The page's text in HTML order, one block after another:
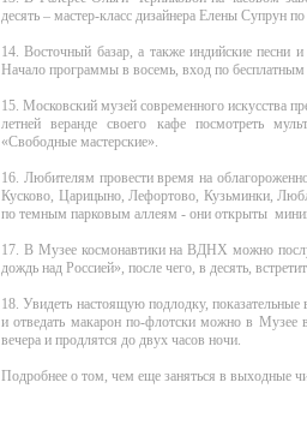
десять – мастер-класс дизайнера Елены Супрун
14. Восточный базар, а также индийские песни
Начало программы в восемь, вход по
15. Московский музей современного искусства
летней веранде своего кафе посмотреть
«Свободные мастерские».
16. Любителям провести время на
Кусково, Царицыно, Лефортово, Кузьминки,
по темным парковым аллеям - они открыты
17. В Музее космонавтики на ВДНХ можно
дождь над Россией», после чего, в десять,
18. Увидеть настоящую подлодку,
и отведать макарон по-флотски можно в Музее
вечера и продлятся до двух часов ночи.
Подробнее о том, чем еще заняться в выходные